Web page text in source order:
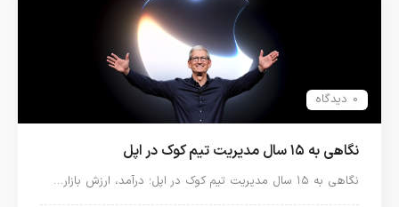
0 دیدگاه
نگاهی به ۱۵ سال مدیریت تیم کوک در اپل
نگاهی به ۱۵ سال مدیریت تیم کوک در اپل؛ درآمد، ارزش بازار…